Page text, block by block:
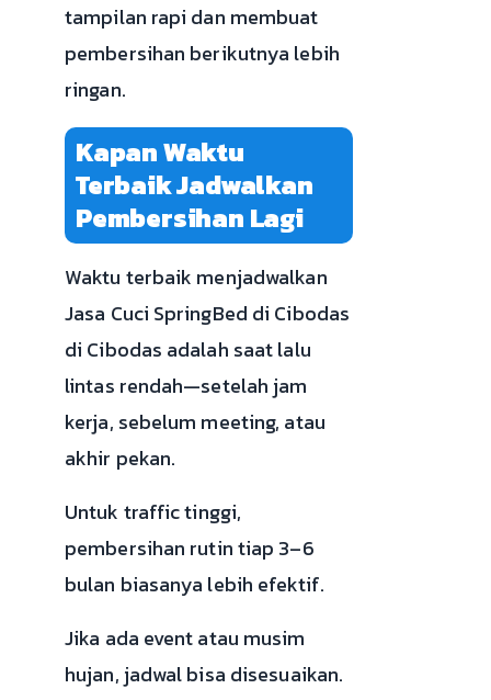
tampilan rapi dan membuat
pembersihan berikutnya lebih
ringan.
Kapan Waktu
Terbaik Jadwalkan
Pembersihan Lagi
Waktu terbaik menjadwalkan
Jasa Cuci SpringBed di Cibodas
di Cibodas adalah saat lalu
lintas rendah—setelah jam
kerja, sebelum meeting, atau
akhir pekan.
Untuk traffic tinggi,
pembersihan rutin tiap 3–6
bulan biasanya lebih efektif.
Jika ada event atau musim
hujan, jadwal bisa disesuaikan.